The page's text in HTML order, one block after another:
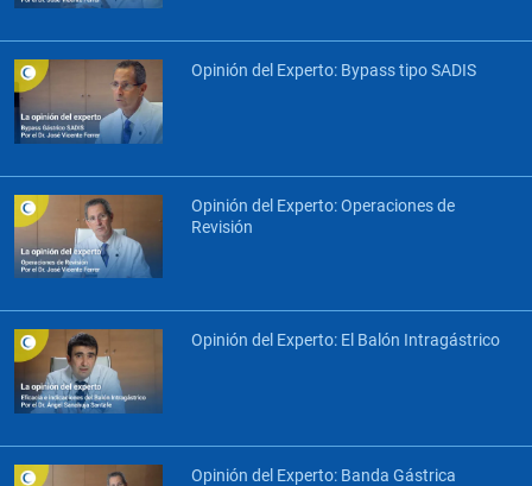
Opinión del Experto: Bypass tipo SADIS
Opinión del Experto: Operaciones de
Revisión
Opinión del Experto: El Balón Intragástrico
Opinión del Experto: Banda Gástrica